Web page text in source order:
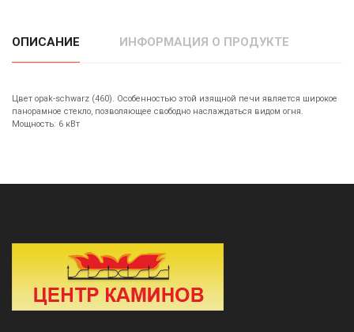
ОПИСАНИЕ ИНФОРМАЦИЯ О ПРОДУКТЕ
Цвет opak-schwarz (460). Особенностью этой изящной печи является широкое
панорамное стекло, позволяющее свободно наслаждаться видом огня.
Мощность: 6 кВт